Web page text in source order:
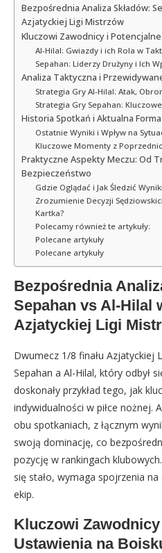
Bezpośrednia Analiza Składów:
Azjatyckiej Ligi Mistrzów
Kluczowi Zawodnicy i
Al-Hilal: Gwiazdy i ich Rola w
Sepahan: Liderzy Drużyny i Ich
Analiza Taktyczna i
Strategia Gry Al-Hilal: Atak,
Strategia Gry Sepahan:
Historia Spotkań i Aktualna
Ostatnie Wyniki i Wpływ na
Kluczowe Momenty z
Praktyczne Aspekty Meczu: Od
Bezpieczeństwo
Gdzie Oglądać i Jak Śledzić
Zrozumienie Decyzji
Kartka?
Polecamy również te artykuły:
Polecane artykuły
Polecane artykuły
Bezpośrednia
Sepahan vs Al-Hilal
Azjatyckiej Ligi
Dwumecz 1/8 finału Azjatyckiej
Sepahan a Al-Hilal, który odbył
doskonały przykład tego, jak
indywidualności w piłce nożnej.
obu spotkaniach, z łącznym
swoją dominację, co
pozycję w rankingach
się stało, wymaga spojrzenia
ekip.
Kluczowi
Ustawienia na